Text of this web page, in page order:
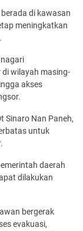
di kawasan
meningkatkan
wilayah masing-
akses
Sinaro Nan Paneh,
untuk
daerah
dilakukan
bergerak
evakuasi,